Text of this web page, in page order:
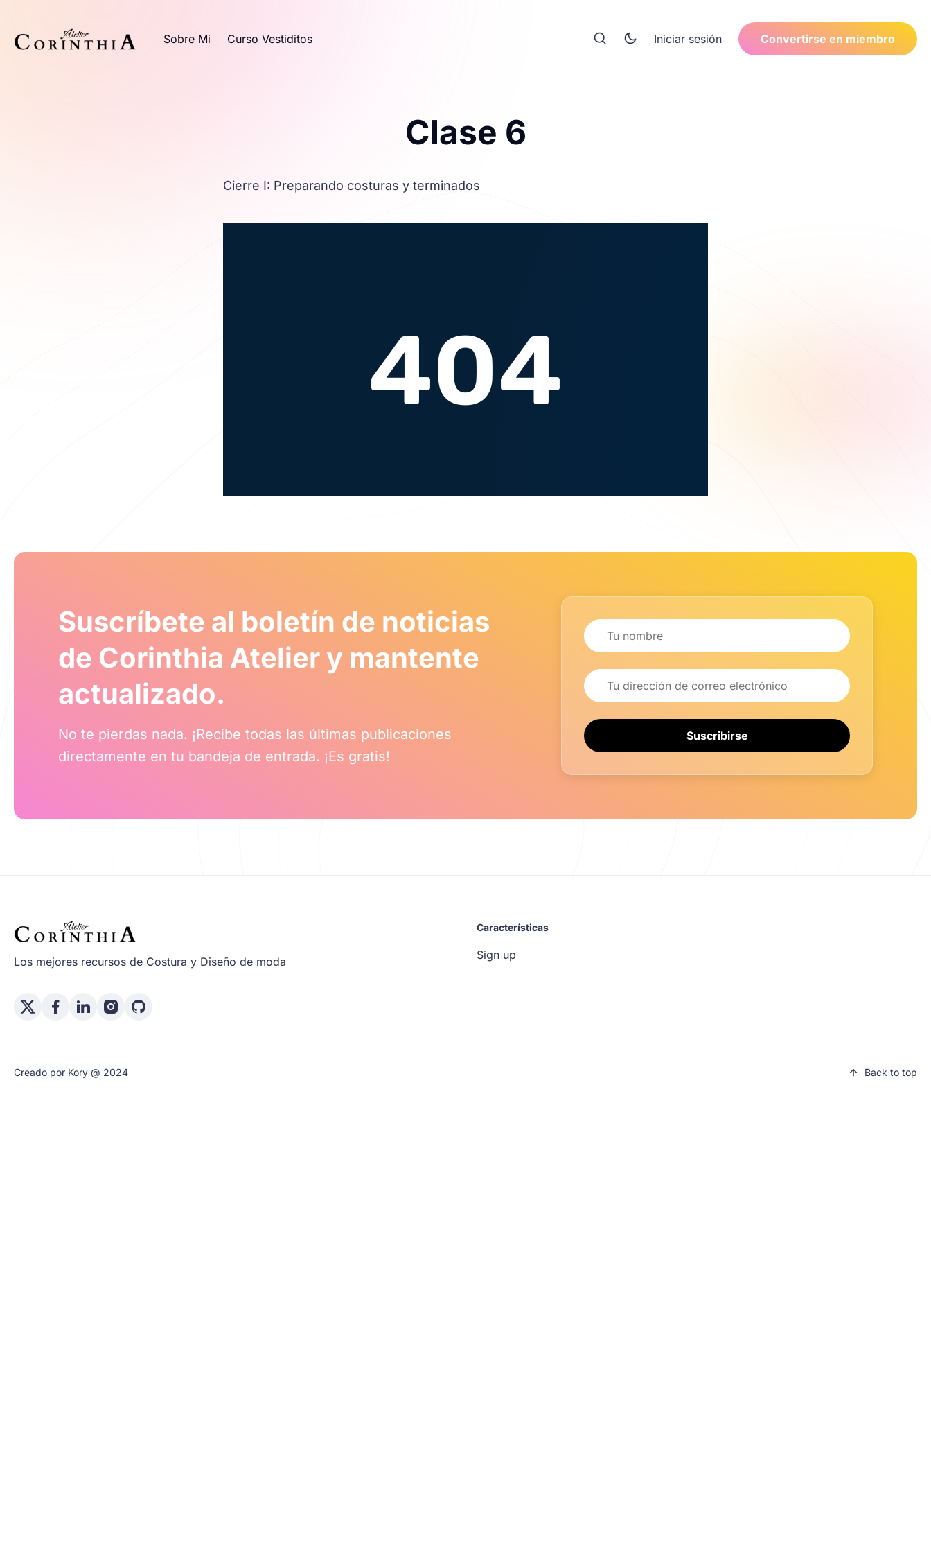
Sobre Mi Curso Vestiditos Iniciar sesión Convertirse en miembro
Clase 6
Cierre I: Preparando costuras y terminados
Suscríbete al boletín de noticias
de Corinthia Atelier y mantente
actualizado.
No te pierdas nada. ¡Recibe todas las últimas publicaciones
directamente en tu bandeja de entrada. ¡Es gratis!
Nombre
Correo electrónico
Suscribirse
Los mejores recursos de Costura y Diseño de moda
Características
Sign up
Creado por Kory @ 2024 Back to top